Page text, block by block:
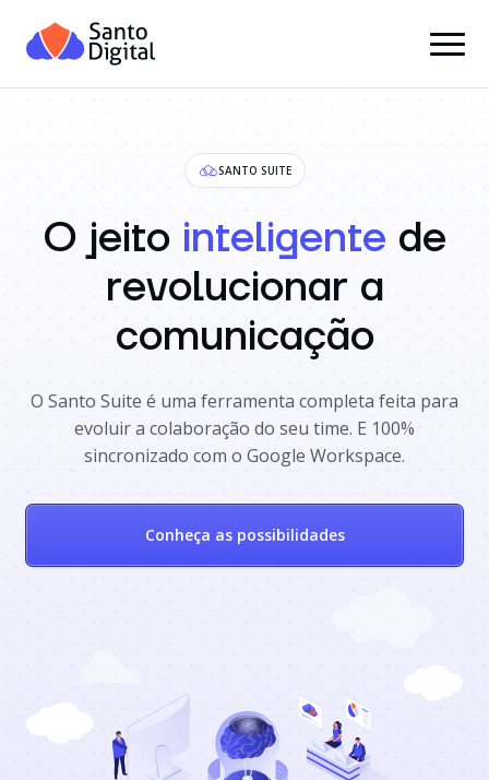
SANTO SUITE
O jeito inteligente de
revolucionar a
comunicação
O Santo Suite é uma ferramenta completa feita para
evoluir a colaboração do seu time. E 100%
sincronizado com o Google Workspace.
Conheça as possibilidades